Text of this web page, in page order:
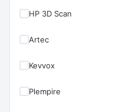
HP 3D Scan
Artec
Kevvox
Plempire